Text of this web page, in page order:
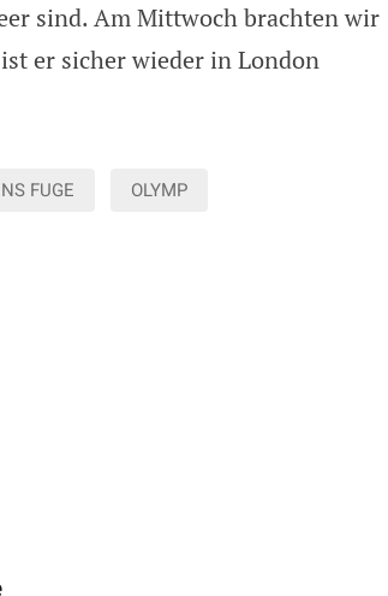
sind. Am Mittwoch brachten wir
er sicher wieder in London
FUGE OLYMP